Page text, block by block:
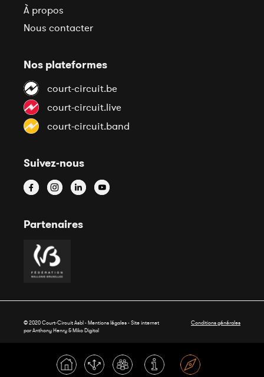
À propos
Nous contacter
Nos plateformes
court-circuit.be
court-circuit.live
court-circuit.band
Suivez-nous
Partenaires
© 2020 Court-Circuit Asbl - Mentions légales - Site internet
par Anthony Henry &Miko Digital
Conditions générales